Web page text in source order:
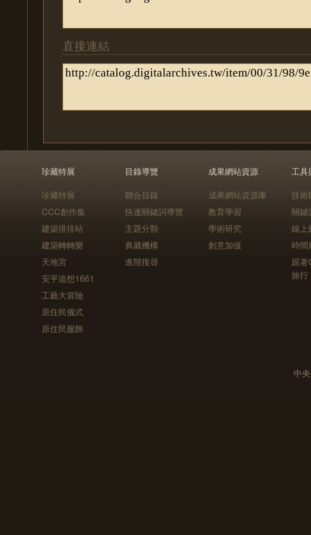
直接連結
珍藏特展
珍藏特展
CCC創作集
建築排排站
建築轉轉樂
天地宮
安平追想1661
工藝大冒險
原住民儀式
原住民服飾
目錄導覽
聯合目錄
快速關鍵詞導覽
主題分類
典藏機構
進階搜尋
成果網站資源
成果網站資源庫
教育學習
學術研究
創意加值
工具
技術
關鍵
線上
時間
跟
旅行
中